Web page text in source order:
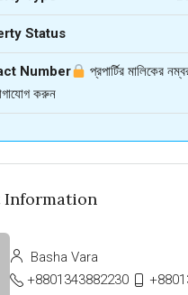
Status
Number
প্রপার্টির মালিকের
করুন
Information
Basha Vara
+8801343882230